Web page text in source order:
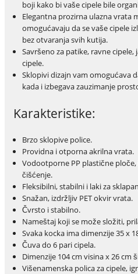
boji kako bi vaše cipele bile
Elegantna prozirna ulazna vrata
omogućavaju da se vaše cipele
bez otvaranja svih kutija.
Savršeno za patike, ravne
cipele.
Sklopivi dizajn vam omogućava
kada i izbegava zauzimanje
Karakteristike:
Brzo sklopive police.
Providna i otporna akrilna vrata.
Vodootporne PP plastične
čišćenje.
Fleksibilni, stabilni i laki za
Snažan, izdržljiv PET okvir vrata.
Čvrsto i stabilno.
Nameštaj koji se može složiti,
Svaka kocka ima dimenzije 35 x
Čuva do 6 pari cipela.
Dimenzije 104 cm visina x 26 cm
Višenamenska polica za cipele,